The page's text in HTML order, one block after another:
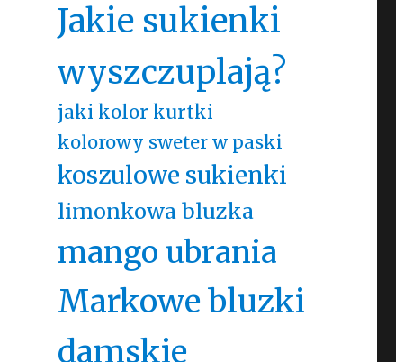
Jakie sukienki
wyszczuplają?
jaki kolor kurtki
kolorowy sweter w paski
koszulowe sukienki
limonkowa bluzka
mango ubrania
Markowe bluzki
damskie